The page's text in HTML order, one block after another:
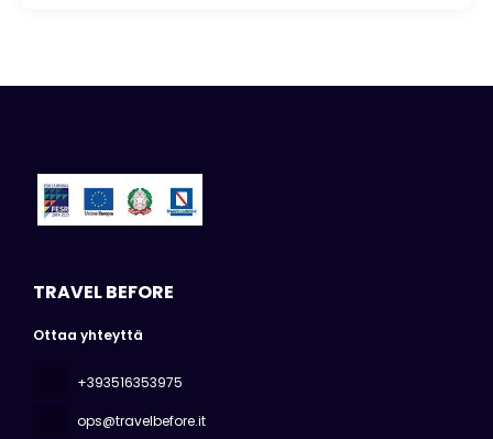
TRAVEL BEFORE
Ottaa yhteyttä
+393516353975
ops@travelbefore.it